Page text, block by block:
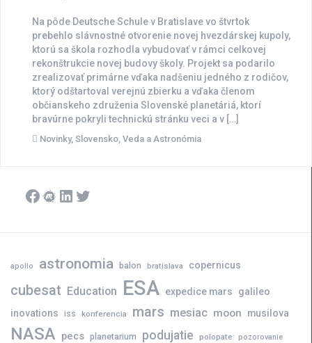
Na pôde Deutsche Schule v Bratislave vo štvrtok
prebehlo slávnostné otvorenie novej hvezdárskej kupoly,
ktorú sa škola rozhodla vybudovať v rámci celkovej
rekonštrukcie novej budovy školy. Projekt sa podarilo
zrealizovať primárne vďaka nadšeniu jedného z rodičov,
ktorý odštartoval verejnú zbierku a vďaka členom
občianskeho združenia Slovenské planetáriá, ktorí
bravúrne pokryli technickú stránku veci a v […]
Novinky, Slovensko, Veda a Astronómia
Facebook
Meetup
LinkedIn
Twitter
apollo astronomia balon bratislava copernicus
cubesat Education ESA expedice mars
galileo
inovations iss konferencia mars mesiac moon musilova
NASA pecs planetarium podujatie polopate pozorovanie